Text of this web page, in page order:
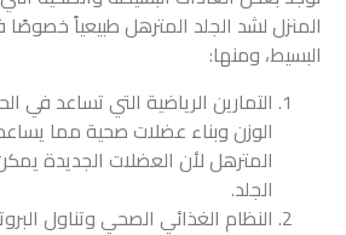
المنزل لشد الجلد المترهل طبيعياً
البسيط، ومنها:
التمارين الرياضية التي تساعد في
الوزن وبناء عضلات صحية مما
المترهل لأن العضلات الجديدة
الجلد.
النظام الغذائي الصحي وتناول